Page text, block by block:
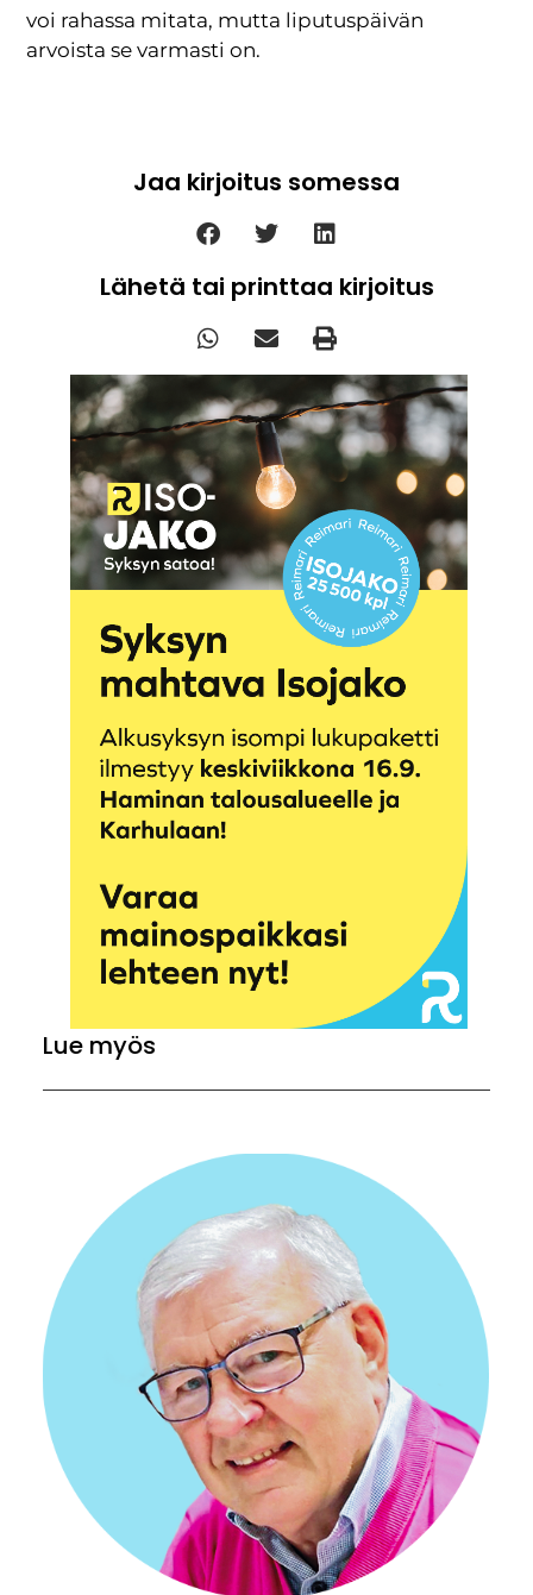
voi rahassa mitata, mutta liputuspäivän
arvoista se varmasti on.
Jaa kirjoitus somessa
Lähetä tai printtaa kirjoitus
Lue myös